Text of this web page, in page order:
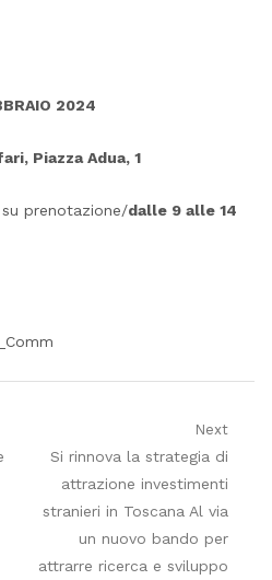
2024
Piazza Adua, 1
prenotazione/dalle 9 alle 14
Next
Next
post:
Si rinnova la strategia di
attrazione investimenti
stranieri in Toscana Al via
un nuovo bando per
attrarre ricerca e sviluppo